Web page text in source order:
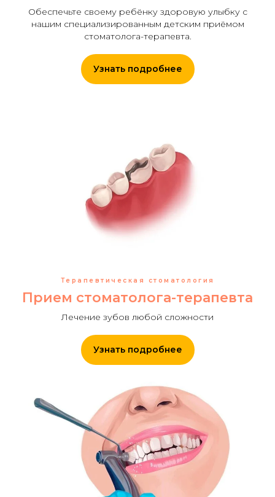
Обеспечьте своему ребёнку здоровую улыбку с
нашим специализированным детским приёмом
стоматолога-терапевта.
Узнать подробнее
Терапевтическая стоматология
Прием стоматолога-терапевта
Лечение зубов любой сложности
Узнать подробнее